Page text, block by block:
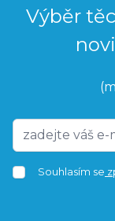
Výběr
Souhlasím se